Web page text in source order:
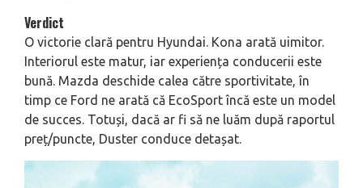
Verdict
O victorie clară pentru Hyundai. Kona arată uimitor.
Interiorul este matur, iar experiența conducerii este
bună. Mazda deschide calea către sportivitate, în
timp ce Ford ne arată că EcoSport încă este un model
de succes. Totuși, dacă ar fi să ne luăm după raportul
preț/puncte, Duster conduce detașat.